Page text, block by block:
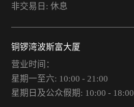
非交易日: 休息
铜锣湾波斯富大厦
营业时间：
星期一至六: 10:00 - 21:00
星期日及公众假期: 10:00 - 18:00